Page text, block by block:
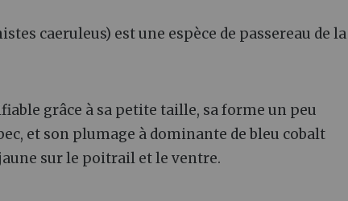
caeruleus) est une espèce de passereau de la
grâce à sa petite taille, sa forme un peu
et son plumage à dominante de bleu cobalt
sur le poitrail et le ventre.